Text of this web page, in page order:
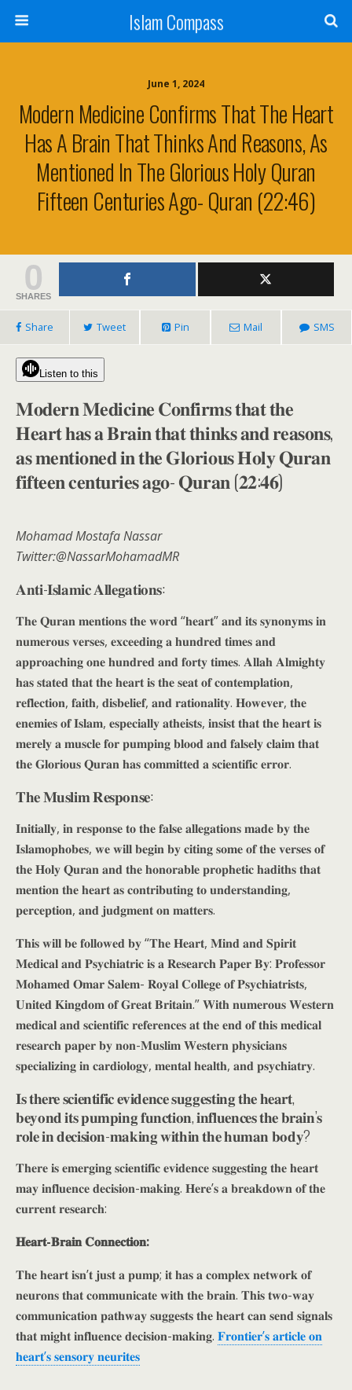
Islam Compass
June 1, 2024
Modern Medicine Confirms That The Heart
Has A Brain That Thinks And Reasons, As
Mentioned In The Glorious Holy Quran
Fifteen Centuries Ago- Quran (22:46)
0
SHARES
Share Tweet Pin Mail SMS
Listen to this
𝐌𝐨𝐝𝐞𝐫𝐧 𝐌𝐞𝐝𝐢𝐜𝐢𝐧𝐞 𝐂𝐨𝐧𝐟𝐢𝐫𝐦𝐬 𝐭𝐡𝐚𝐭 𝐭𝐡𝐞
𝐇𝐞𝐚𝐫𝐭 𝐡𝐚𝐬 𝐚 𝐁𝐫𝐚𝐢𝐧 𝐭𝐡𝐚𝐭 𝐭𝐡𝐢𝐧𝐤𝐬 𝐚𝐧𝐝 𝐫𝐞𝐚𝐬𝐨𝐧𝐬,
𝐚𝐬 𝐦𝐞𝐧𝐭𝐢𝐨𝐧𝐞𝐝 𝐢𝐧 𝐭𝐡𝐞 𝐆𝐥𝐨𝐫𝐢𝐨𝐮𝐬 𝐇𝐨𝐥𝐲 𝐐𝐮𝐫𝐚𝐧
𝐟𝐢𝐟𝐭𝐞𝐞𝐧 𝐜𝐞𝐧𝐭𝐮𝐫𝐢𝐞𝐬 𝐚𝐠𝐨- 𝐐𝐮𝐫𝐚𝐧 (𝟐𝟐:𝟒𝟔)
Mohamad Mostafa Nassar
Twitter:@NassarMohamadMR
𝐀𝐧𝐭𝐢-𝐈𝐬𝐥𝐚𝐦𝐢𝐜 𝐀𝐥𝐥𝐞𝐠𝐚𝐭𝐢𝐨𝐧𝐬:
𝐓𝐡𝐞 𝐐𝐮𝐫𝐚𝐧 𝐦𝐞𝐧𝐭𝐢𝐨𝐧𝐬 𝐭𝐡𝐞 𝐰𝐨𝐫𝐝 “𝐡𝐞𝐚𝐫𝐭” 𝐚𝐧𝐝 𝐢𝐭𝐬 𝐬𝐲𝐧𝐨𝐧𝐲𝐦𝐬 𝐢𝐧
𝐧𝐮𝐦𝐞𝐫𝐨𝐮𝐬 𝐯𝐞𝐫𝐬𝐞𝐬, 𝐞𝐱𝐜𝐞𝐞𝐝𝐢𝐧𝐠 𝐚 𝐡𝐮𝐧𝐝𝐫𝐞𝐝 𝐭𝐢𝐦𝐞𝐬 𝐚𝐧𝐝
𝐚𝐩𝐩𝐫𝐨𝐚𝐜𝐡𝐢𝐧𝐠 𝐨𝐧𝐞 𝐡𝐮𝐧𝐝𝐫𝐞𝐝 𝐚𝐧𝐝 𝐟𝐨𝐫𝐭𝐲 𝐭𝐢𝐦𝐞𝐬. 𝐀𝐥𝐥𝐚𝐡 𝐀𝐥𝐦𝐢𝐠𝐡𝐭𝐲
𝐡𝐚𝐬 𝐬𝐭𝐚𝐭𝐞𝐝 𝐭𝐡𝐚𝐭 𝐭𝐡𝐞 𝐡𝐞𝐚𝐫𝐭 𝐢𝐬 𝐭𝐡𝐞 𝐬𝐞𝐚𝐭 𝐨𝐟 𝐜𝐨𝐧𝐭𝐞𝐦𝐩𝐥𝐚𝐭𝐢𝐨𝐧,
𝐫𝐞𝐟𝐥𝐞𝐜𝐭𝐢𝐨𝐧, 𝐟𝐚𝐢𝐭𝐡, 𝐝𝐢𝐬𝐛𝐞𝐥𝐢𝐞𝐟, 𝐚𝐧𝐝 𝐫𝐚𝐭𝐢𝐨𝐧𝐚𝐥𝐢𝐭𝐲. 𝐇𝐨𝐰𝐞𝐯𝐞𝐫, 𝐭𝐡𝐞
𝐞𝐧𝐞𝐦𝐢𝐞𝐬 𝐨𝐟 𝐈𝐬𝐥𝐚𝐦, 𝐞𝐬𝐩𝐞𝐜𝐢𝐚𝐥𝐥𝐲 𝐚𝐭𝐡𝐞𝐢𝐬𝐭𝐬, 𝐢𝐧𝐬𝐢𝐬𝐭 𝐭𝐡𝐚𝐭 𝐭𝐡𝐞 𝐡𝐞𝐚𝐫𝐭 𝐢𝐬
𝐦𝐞𝐫𝐞𝐥𝐲 𝐚 𝐦𝐮𝐬𝐜𝐥𝐞 𝐟𝐨𝐫 𝐩𝐮𝐦𝐩𝐢𝐧𝐠 𝐛𝐥𝐨𝐨𝐝 𝐚𝐧𝐝 𝐟𝐚𝐥𝐬𝐞𝐥𝐲 𝐜𝐥𝐚𝐢𝐦 𝐭𝐡𝐚𝐭
𝐭𝐡𝐞 𝐆𝐥𝐨𝐫𝐢𝐨𝐮𝐬 𝐐𝐮𝐫𝐚𝐧 𝐡𝐚𝐬 𝐜𝐨𝐦𝐦𝐢𝐭𝐭𝐞𝐝 𝐚 𝐬𝐜𝐢𝐞𝐧𝐭𝐢𝐟𝐢𝐜 𝐞𝐫𝐫𝐨𝐫.
𝐓𝐡𝐞 𝐌𝐮𝐬𝐥𝐢𝐦 𝐑𝐞𝐬𝐩𝐨𝐧𝐬𝐞:
𝐈𝐧𝐢𝐭𝐢𝐚𝐥𝐥𝐲, 𝐢𝐧 𝐫𝐞𝐬𝐩𝐨𝐧𝐬𝐞 𝐭𝐨 𝐭𝐡𝐞 𝐟𝐚𝐥𝐬𝐞 𝐚𝐥𝐥𝐞𝐠𝐚𝐭𝐢𝐨𝐧𝐬 𝐦𝐚𝐝𝐞 𝐛𝐲 𝐭𝐡𝐞
𝐈𝐬𝐥𝐚𝐦𝐨𝐩𝐡𝐨𝐛𝐞𝐬, 𝐰𝐞 𝐰𝐢𝐥𝐥 𝐛𝐞𝐠𝐢𝐧 𝐛𝐲 𝐜𝐢𝐭𝐢𝐧𝐠 𝐬𝐨𝐦𝐞 𝐨𝐟 𝐭𝐡𝐞 𝐯𝐞𝐫𝐬𝐞𝐬 𝐨𝐟
𝐭𝐡𝐞 𝐇𝐨𝐥𝐲 𝐐𝐮𝐫𝐚𝐧 𝐚𝐧𝐝 𝐭𝐡𝐞 𝐡𝐨𝐧𝐨𝐫𝐚𝐛𝐥𝐞 𝐩𝐫𝐨𝐩𝐡𝐞𝐭𝐢𝐜 𝐡𝐚𝐝𝐢𝐭𝐡𝐬 𝐭𝐡𝐚𝐭
𝐦𝐞𝐧𝐭𝐢𝐨𝐧 𝐭𝐡𝐞 𝐡𝐞𝐚𝐫𝐭 𝐚𝐬 𝐜𝐨𝐧𝐭𝐫𝐢𝐛𝐮𝐭𝐢𝐧𝐠 𝐭𝐨 𝐮𝐧𝐝𝐞𝐫𝐬𝐭𝐚𝐧𝐝𝐢𝐧𝐠,
𝐩𝐞𝐫𝐜𝐞𝐩𝐭𝐢𝐨𝐧, 𝐚𝐧𝐝 𝐣𝐮𝐝𝐠𝐦𝐞𝐧𝐭 𝐨𝐧 𝐦𝐚𝐭𝐭𝐞𝐫𝐬.
𝐓𝐡𝐢𝐬 𝐰𝐢𝐥𝐥 𝐛𝐞 𝐟𝐨𝐥𝐥𝐨𝐰𝐞𝐝 𝐛𝐲 “𝐓𝐡𝐞 𝐇𝐞𝐚𝐫𝐭, 𝐌𝐢𝐧𝐝 𝐚𝐧𝐝 𝐒𝐩𝐢𝐫𝐢𝐭
𝐌𝐞𝐝𝐢𝐜𝐚𝐥 𝐚𝐧𝐝 𝐏𝐬𝐲𝐜𝐡𝐢𝐚𝐭𝐫𝐢𝐜 𝐢𝐬 𝐚 𝐑𝐞𝐬𝐞𝐚𝐫𝐜𝐡 𝐏𝐚𝐩𝐞𝐫 𝐁𝐲: 𝐏𝐫𝐨𝐟𝐞𝐬𝐬𝐨𝐫
𝐌𝐨𝐡𝐚𝐦𝐞𝐝 𝐎𝐦𝐚𝐫 𝐒𝐚𝐥𝐞𝐦- 𝐑𝐨𝐲𝐚𝐥 𝐂𝐨𝐥𝐥𝐞𝐠𝐞 𝐨𝐟 𝐏𝐬𝐲𝐜𝐡𝐢𝐚𝐭𝐫𝐢𝐬𝐭𝐬,
𝐔𝐧𝐢𝐭𝐞𝐝 𝐊𝐢𝐧𝐠𝐝𝐨𝐦 𝐨𝐟 𝐆𝐫𝐞𝐚𝐭 𝐁𝐫𝐢𝐭𝐚𝐢𝐧.” 𝐖𝐢𝐭𝐡 𝐧𝐮𝐦𝐞𝐫𝐨𝐮𝐬 𝐖𝐞𝐬𝐭𝐞𝐫𝐧
𝐦𝐞𝐝𝐢𝐜𝐚𝐥 𝐚𝐧𝐝 𝐬𝐜𝐢𝐞𝐧𝐭𝐢𝐟𝐢𝐜 𝐫𝐞𝐟𝐞𝐫𝐞𝐧𝐜𝐞𝐬 𝐚𝐭 𝐭𝐡𝐞 𝐞𝐧𝐝 𝐨𝐟 𝐭𝐡𝐢𝐬 𝐦𝐞𝐝𝐢𝐜𝐚𝐥
𝐫𝐞𝐬𝐞𝐚𝐫𝐜𝐡 𝐩𝐚𝐩𝐞𝐫 𝐛𝐲 𝐧𝐨𝐧-𝐌𝐮𝐬𝐥𝐢𝐦 𝐖𝐞𝐬𝐭𝐞𝐫𝐧 𝐩𝐡𝐲𝐬𝐢𝐜𝐢𝐚𝐧𝐬
𝐬𝐩𝐞𝐜𝐢𝐚𝐥𝐢𝐳𝐢𝐧𝐠 𝐢𝐧 𝐜𝐚𝐫𝐝𝐢𝐨𝐥𝐨𝐠𝐲, 𝐦𝐞𝐧𝐭𝐚𝐥 𝐡𝐞𝐚𝐥𝐭𝐡, 𝐚𝐧𝐝 𝐩𝐬𝐲𝐜𝐡𝐢𝐚𝐭𝐫𝐲.
𝐈𝐬 𝐭𝐡𝐞𝐫𝐞 𝐬𝐜𝐢𝐞𝐧𝐭𝐢𝐟𝐢𝐜 𝐞𝐯𝐢𝐝𝐞𝐧𝐜𝐞 𝐬𝐮𝐠𝐠𝐞𝐬𝐭𝐢𝐧𝐠 𝐭𝐡𝐞 𝐡𝐞𝐚𝐫𝐭,
𝐛𝐞𝐲𝐨𝐧𝐝 𝐢𝐭𝐬 𝐩𝐮𝐦𝐩𝐢𝐧𝐠 𝐟𝐮𝐧𝐜𝐭𝐢𝐨𝐧, 𝐢𝐧𝐟𝐥𝐮𝐞𝐧𝐜𝐞𝐬 𝐭𝐡𝐞 𝐛𝐫𝐚𝐢𝐧’𝐬
𝐫𝐨𝐥𝐞 𝐢𝐧 𝐝𝐞𝐜𝐢𝐬𝐢𝐨𝐧-𝐦𝐚𝐤𝐢𝐧𝐠 𝐰𝐢𝐭𝐡𝐢𝐧 𝐭𝐡𝐞 𝐡𝐮𝐦𝐚𝐧 𝐛𝐨𝐝𝐲?
𝐓𝐡𝐞𝐫𝐞 𝐢𝐬 𝐞𝐦𝐞𝐫𝐠𝐢𝐧𝐠 𝐬𝐜𝐢𝐞𝐧𝐭𝐢𝐟𝐢𝐜 𝐞𝐯𝐢𝐝𝐞𝐧𝐜𝐞 𝐬𝐮𝐠𝐠𝐞𝐬𝐭𝐢𝐧𝐠 𝐭𝐡𝐞 𝐡𝐞𝐚𝐫𝐭
𝐦𝐚𝐲 𝐢𝐧𝐟𝐥𝐮𝐞𝐧𝐜𝐞 𝐝𝐞𝐜𝐢𝐬𝐢𝐨𝐧-𝐦𝐚𝐤𝐢𝐧𝐠. 𝐇𝐞𝐫𝐞’𝐬 𝐚 𝐛𝐫𝐞𝐚𝐤𝐝𝐨𝐰𝐧 𝐨𝐟 𝐭𝐡𝐞
𝐜𝐮𝐫𝐫𝐞𝐧𝐭 𝐫𝐞𝐬𝐞𝐚𝐫𝐜𝐡:
𝐇𝐞𝐚𝐫𝐭-𝐁𝐫𝐚𝐢𝐧 𝐂𝐨𝐧𝐧𝐞𝐜𝐭𝐢𝐨𝐧:
𝐓𝐡𝐞 𝐡𝐞𝐚𝐫𝐭 𝐢𝐬𝐧’𝐭 𝐣𝐮𝐬𝐭 𝐚 𝐩𝐮𝐦𝐩; 𝐢𝐭 𝐡𝐚𝐬 𝐚 𝐜𝐨𝐦𝐩𝐥𝐞𝐱 𝐧𝐞𝐭𝐰𝐨𝐫𝐤 𝐨𝐟
𝐧𝐞𝐮𝐫𝐨𝐧𝐬 𝐭𝐡𝐚𝐭 𝐜𝐨𝐦𝐦𝐮𝐧𝐢𝐜𝐚𝐭𝐞 𝐰𝐢𝐭𝐡 𝐭𝐡𝐞 𝐛𝐫𝐚𝐢𝐧. 𝐓𝐡𝐢𝐬 𝐭𝐰𝐨-𝐰𝐚𝐲
𝐜𝐨𝐦𝐦𝐮𝐧𝐢𝐜𝐚𝐭𝐢𝐨𝐧 𝐩𝐚𝐭𝐡𝐰𝐚𝐲 𝐬𝐮𝐠𝐠𝐞𝐬𝐭𝐬 𝐭𝐡𝐞 𝐡𝐞𝐚𝐫𝐭 𝐜𝐚𝐧 𝐬𝐞𝐧𝐝 𝐬𝐢𝐠𝐧𝐚𝐥𝐬
𝐭𝐡𝐚𝐭 𝐦𝐢𝐠𝐡𝐭 𝐢𝐧𝐟𝐥𝐮𝐞𝐧𝐜𝐞 𝐝𝐞𝐜𝐢𝐬𝐢𝐨𝐧-𝐦𝐚𝐤𝐢𝐧𝐠. 𝐅𝐫𝐨𝐧𝐭𝐢𝐞𝐫’𝐬 𝐚𝐫𝐭𝐢𝐜𝐥𝐞 𝐨𝐧
𝐡𝐞𝐚𝐫𝐭’𝐬 𝐬𝐞𝐧𝐬𝐨𝐫𝐲 𝐧𝐞𝐮𝐫𝐢𝐭𝐞𝐬